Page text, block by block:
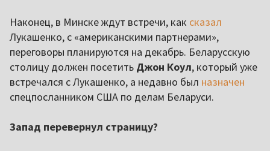
Наконец, в Минске ждут встречи, как сказал
Лукашенко, с «американскими партнерами»,
переговоры планируются на декабрь. Беларусскую
столицу должен посетить Джон Коул, который уже
встречался с Лукашенко, а недавно был назначен
спецпосланником США по делам Беларуси.
Запад перевернул страницу?